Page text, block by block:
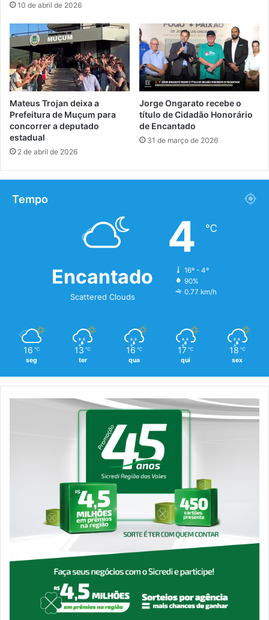
10 de abril de 2026
Mateus Trojan deixa a
Prefeitura de Muçum para
concorrer a deputado
estadual
2 de abril de 2026
Jorge Ongarato recebe o
título de Cidadão Honorário
de Encantado
31 de março de 2026
Tempo
Encantado
Scattered Clouds
4 ℃
16º - 4º
90%
0.77 km/h
16 ℃
seg
13 ℃
ter
16 ℃
qua
17 ℃
qui
18 ℃
sex